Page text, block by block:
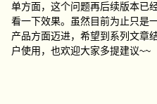
单方面，这个问题再后续版本已
看一下效果。虽然目前为止只是
产品方面迈进，希望到系列文章
户使用，也欢迎大家多提建议~~